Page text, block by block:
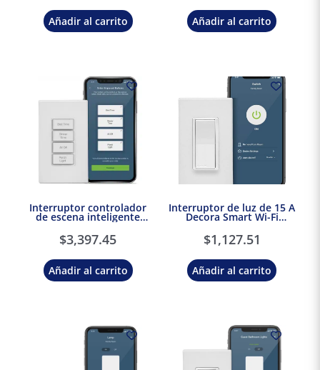
Añadir al carrito Añadir al carrito
Interruptor controlador
de escena inteligente
Decora, Wi-Fi Leviton
$3,397.45
Añadir al carrito
Interruptor de luz de 15 A
Decora Smart Wi-Fi
$1,127.51
Añadir al carrito